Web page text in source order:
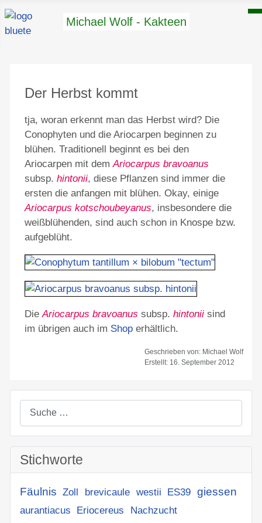
Michael Wolf - Kakteen
Der Herbst kommt
Geschrieben von: Michael Wolf
Erstellt: 16. September 2012
tja, woran erkennt man das Herbst wird? Die
Conophyten und die Ariocarpen beginnen zu
blühen. Traditionell beginnt es bei den
Ariocarpen mit dem Ariocarpus bravoanus
subsp. hintonii, diese Pflanzen sind immer die
ersten die anfangen mit blühen. Okay, einige
Ariocarpus kotschoubeyanus, insbesondere die
weißblühenden, sind auch schon in Knospe bzw.
aufgeblüht.
Die Ariocarpus bravoanus subsp. hintoniisind
im übrigen auch im Shoperhältlich.
Suchen
Stichworte
Fäulnis Zoll brevicaule westii ES39 giessen
aurantiacus Eriocereus Nachzucht